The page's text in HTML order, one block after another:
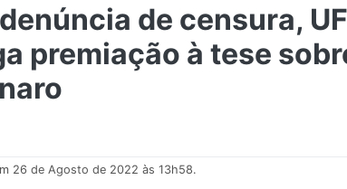
de censura,
premiação à tese
26 de Agosto de 2022 às 13h58.